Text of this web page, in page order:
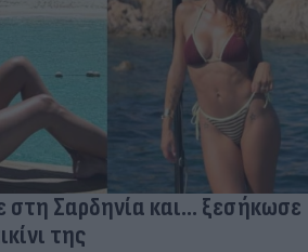
Σαρδηνία και... ξεσήκωσε
της